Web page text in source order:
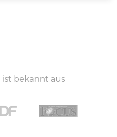
ist bekannt aus